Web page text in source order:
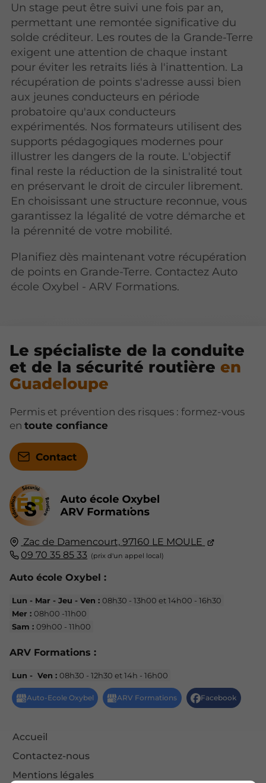
Un stage peut être suivi une fois par an,
permettant une remontée significative du
solde créditeur. Les routes de la Grande-Terre
exigent une attention de chaque instant
pour éviter les retraits liés à l'inattention. La
récupération de points s'adresse aussi bien
aux jeunes conducteurs en période
probatoire qu'aux conducteurs
expérimentés. Nos formateurs utilisent des
supports pédagogiques modernes pour
illustrer les dangers de la route. L'objectif
final reste la réduction de la sinistralité tout
en préservant le droit de circuler librement.
En choisissant une structure reconnue, vous
garantissez la légalité de votre démarche et
la pérennité de votre mobilité.
Planifiez dès maintenant votre récupération
de points en Grande-Terre. Contactez Auto
école Oxybel - ARV Formations.
Zac de Damencourt, 97160 LE MOULE
09 70 35 85 33
Auto école Oxybel :
Lun - Mar - Jeu - Ven :08h30 - 13h00 et 14h00 - 16h30
Mer :08h00 -11h00
Sam :09h00 - 11h00
ARV Formations :
Lun - Ven :08h30 - 12h30 et 14h - 16h00
Accueil
Contactez-nous
Mentions légales
Le spécialiste de la conduite
et de la sécurité routière en
Guadeloupe
Permis et prévention des risques : formez-vous
en toute confiance
Contact